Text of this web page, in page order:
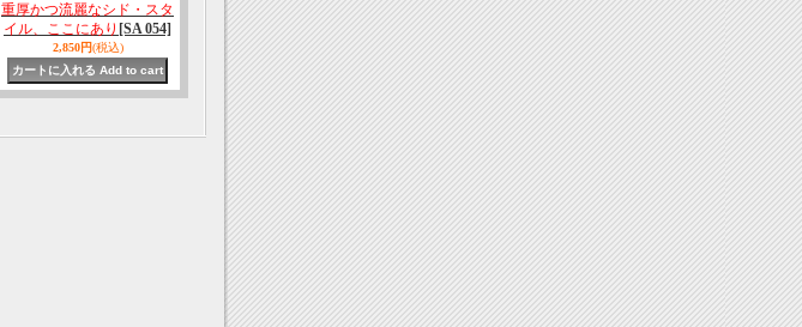
重厚かつ流麗なシド・スタ
イル、ここにあり [SA 054]
2,850円(税込)